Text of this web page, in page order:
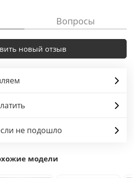
Вопросы
новый отзыв
не подошло
модели